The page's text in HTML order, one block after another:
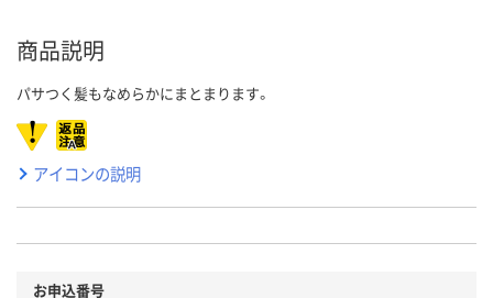
商品説明
パサつく髪もなめらかにまとまります。
アイコンの説明
お申込番号